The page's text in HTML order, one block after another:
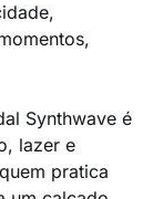
Synthwave é
lazer e
pratica